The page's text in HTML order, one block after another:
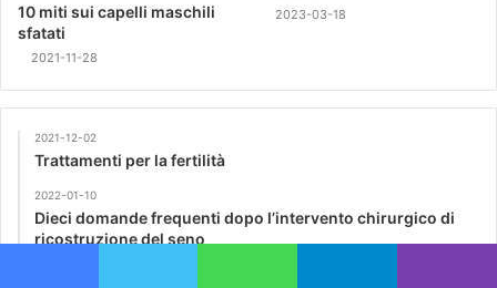
10 miti sui capelli maschili
sfatati
2021-11-28
2023-03-18
2021-12-02
Trattamenti per la fertilità
2022-01-10
Dieci domande frequenti dopo l’intervento chirurgico di
ricostruzione del seno